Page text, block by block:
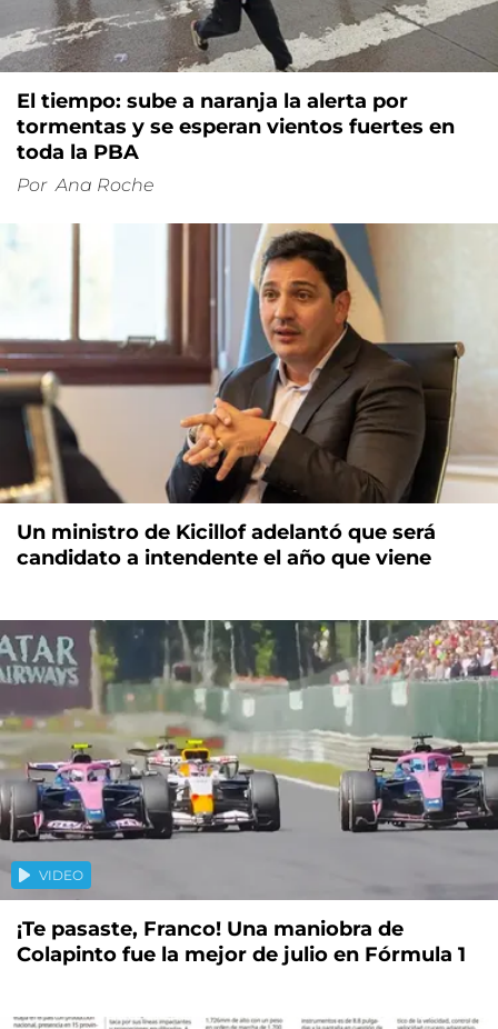
El tiempo: sube a naranja la alerta por
tormentas y se esperan vientos fuertes en
toda la PBA
Por Ana Roche
Un ministro de Kicillof adelantó que será
candidato a intendente el año que viene
VIDEO
¡Te pasaste, Franco! Una maniobra de
Colapinto fue la mejor de julio en Fórmula 1